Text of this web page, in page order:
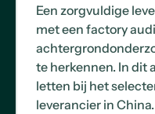
Een zorgvuldige
met een factory
te herkennen. In dit
letten bij het
leverancier in China.